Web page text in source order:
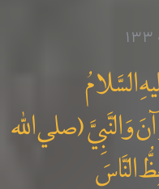
السَّلامُ
وَالنَّبِيَّ (صلي الله
النَّاسَ